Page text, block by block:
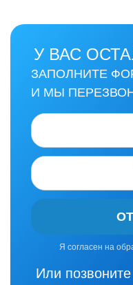
У ВАС
ЗАПОЛНИТЕ
И МЫ
Я согласен на
Или